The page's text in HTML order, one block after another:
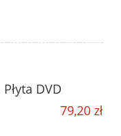
DVD
79,20 zł